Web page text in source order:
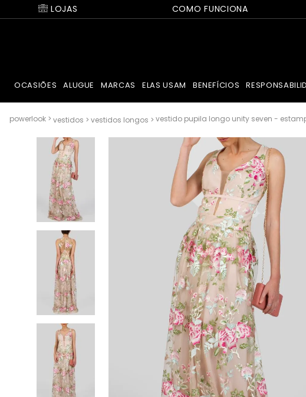
LOJAS COMO FUNCIONA
OCASIÕES ALUGUE MARCAS ELAS USAM BENEFÍCIOS
vestidos vestidos longos vestido pupila longo unity seven -